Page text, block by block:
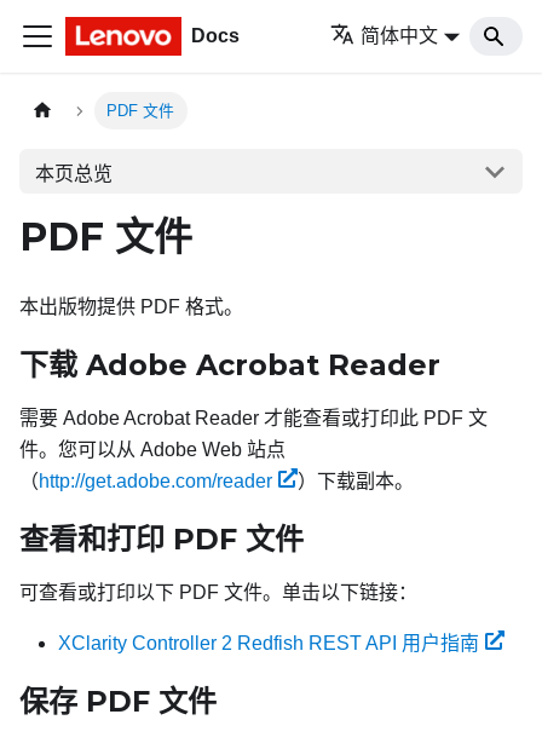
Docs 简体中文
PDF 文件
本页总览
PDF 文件
本出版物提供 PDF 格式。
下载 Adobe Acrobat Reader
需要 Adobe Acrobat Reader 才能查看或打印此 PDF 文
件。您可以从 Adobe Web 站点
（http://get.adobe.com/reader ）下载副本。
查看和打印 PDF 文件
可查看或打印以下 PDF 文件。单击以下链接：
XClarity Controller 2 Redfish REST API 用户指南
保存 PDF 文件